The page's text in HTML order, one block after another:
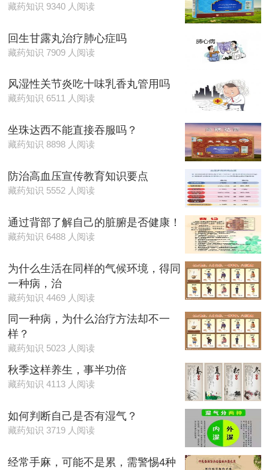
藏药知识 9340 人阅读
回生甘露丸治疗肺心症吗
藏药知识 7909 人阅读
风湿性关节炎吃十味乳香丸管用吗
藏药知识 6511 人阅读
坐珠达西不能直接吞服吗？
藏药知识 8898 人阅读
防治高血压宣传教育知识要点
藏药知识 5552 人阅读
通过背部了解自己的脏腑是否健康！
藏药知识 6488 人阅读
为什么生活在同样的气候环境，得同
一种病，治
藏药知识 4469 人阅读
同一种病，为什么治疗方法却不一
样？
藏药知识 5023 人阅读
秋季这样养生，事半功倍
藏药知识 4113 人阅读
如何判断自己是否有湿气？
藏药知识 3719 人阅读
经常手麻，可能不是累，需警惕4种